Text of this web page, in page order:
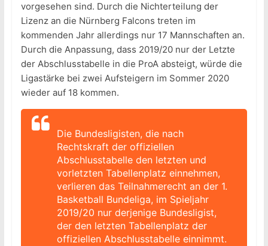
vorgesehen sind. Durch die Nichterteilung der
Lizenz an die Nürnberg Falcons treten im
kommenden Jahr allerdings nur 17 Mannschaften an.
Durch die Anpassung, dass 2019/20 nur der Letzte
der Abschlusstabelle in die ProA absteigt, würde die
Ligastärke bei zwei Aufsteigern im Sommer 2020
wieder auf 18 kommen.
Die Bundesligisten, die nach
Rechtskraft der offiziellen
Abschlusstabelle den letzten und
vorletzten Tabellenplatz einnehmen,
verlieren das Teilnahmerecht an der 1.
Basketball Bundeliga, im Spieljahr
2019/20 nur derjenige Bundesligist,
der den letzten Tabellenplatz der
offiziellen Abschlusstabelle einnimmt.